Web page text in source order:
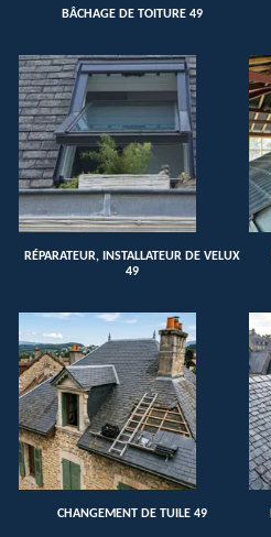
BÂCHAGE DE TOITURE 49
RÉPARATEUR, INSTALLATEUR DE VELUX
49
CHANGEMENT DE TUILE 49